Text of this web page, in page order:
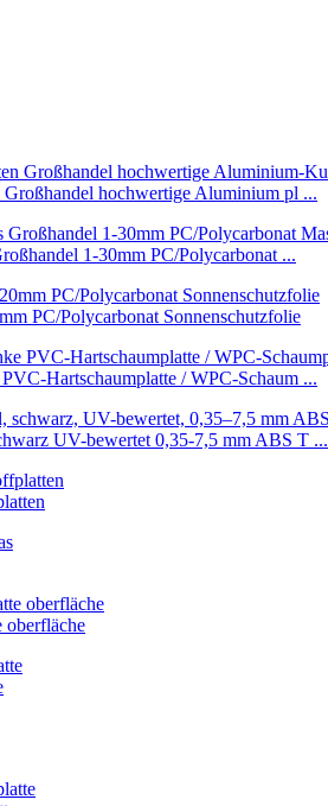
Großhandel hochwertige Aluminium pl ...
1-30mm PC/Polycarbonat ...
PC/Polycarbonat Sonnenschutzfolie
Hartschaumplatte / WPC-Schaum ...
UV-bewertet 0,35-7,5 mm ABS T ...
oberfläche